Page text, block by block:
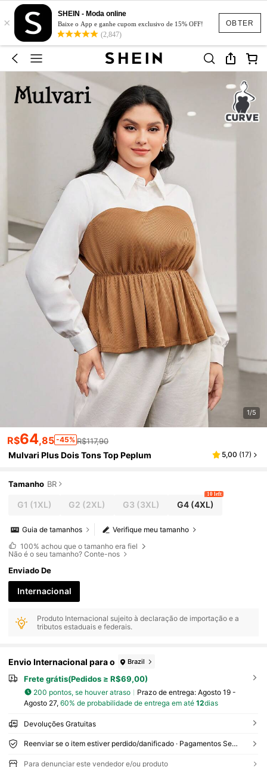
OBTER
×
SHEIN - Moda online
Baixe o App e ganhe cupom exclusivo de 15% OFF!
(2,847)
1/5
R$64,85 -45% R$117,90
Mulvari Plus Dois Tons Top Peplum 5,00 (17)
Tamanho BR
G1 (1XL) G2 (2XL) G3 (3XL) G4(4XL)
10 left
Verifique meu tamanho
Guia de tamanhos
100% achou que o tamanho era fiel
Não é o seu tamanho? Conte-nos
Enviado De
Internacional
Produto Internacional sujeito à declaração de importação e a
tributos estaduais e federais.
Envio Internacional para o Brazil
Frete grátis(Pedidos ≥ R$69,00)
200 pontos, se houver atraso Prazo de entrega: Agosto 19 -
Agosto 27, 60% de probabilidade de entrega em até 12dias
Devoluções Gratuitas
Reenviar se o item estiver perdido/danificado · Pagamentos Seguros · Proteção de privacidade
Para denunciar este vendedor e/ou produto